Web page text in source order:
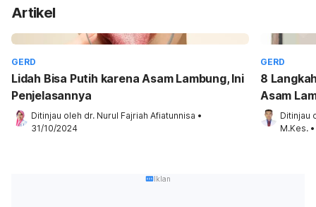
Artikel
GERD
Lidah Bisa Putih karena Asam Lambung, Ini
Penjelasannya
Ditinjau oleh dr. Nurul Fajriah Afiatunnisa •
31/10/2024
GERD
8
Asam
Ditinjau
M.Kes. •
Iklan